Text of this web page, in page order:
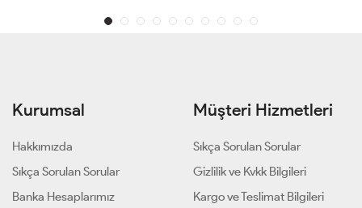
Kurumsal
Hakkımızda
Sıkça Sorulan Sorular
Banka Hesaplarımız
Müşteri Hizmetleri
Sıkça Sorulan Sorular
Gizlilik ve Kvkk Bilgileri
Kargo ve Teslimat Bilgileri